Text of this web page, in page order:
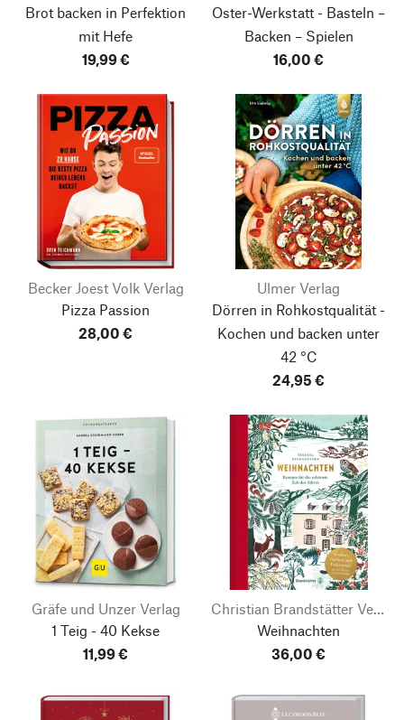
Brot backen in Perfektion
mit Hefe
19,99 €
Oster-Werkstatt - Basteln –
Backen – Spielen
16,00 €
Becker Joest Volk Verlag
Pizza Passion
28,00 €
Ulmer Verlag
Dörren in Rohkostqualität -
Kochen und backen unter
42 °C
24,95 €
Gräfe und Unzer Verlag
1 Teig - 40 Kekse
11,99 €
Christian Brandstätter Verlag
Weihnachten
36,00 €